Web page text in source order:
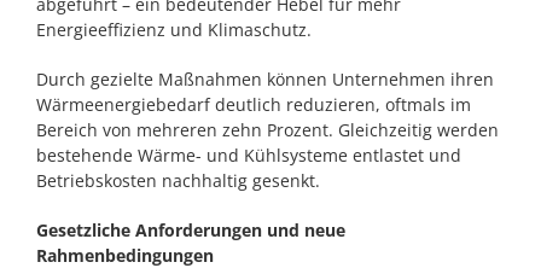
Energieeffizienz und Klimaschutz.
Durch gezielte Maßnahmen können Unternehmen ihren
Wärmeenergiebedarf deutlich reduzieren, oftmals im
Bereich von mehreren zehn Prozent. Gleichzeitig werden
bestehende Wärme- und Kühlsysteme entlastet und
Betriebskosten nachhaltig gesenkt.
Gesetzliche Anforderungen und neue
Rahmenbedingungen